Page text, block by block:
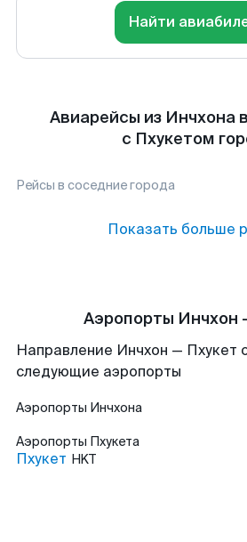
Найти
Авиарейсы из Инчхона
с Пхукетом
Рейсы в соседние города
Показать больше
Аэропорты Инчхон
Направление Инчхон — Пхукет
следующие аэропорты
Аэропорты Инчхона
Аэропорты Пхукета
Пхукет HKT